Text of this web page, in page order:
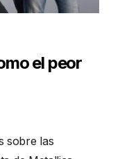
el peor
sobre las